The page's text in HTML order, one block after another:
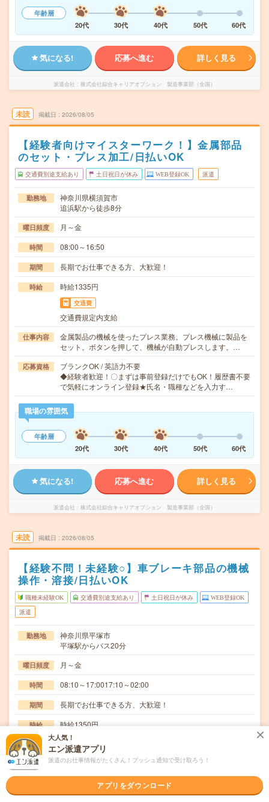
年齢層
20代
30代 40代 50代 60代
気になる! 応募へ進む 詳しく見る
派遣会社 株式会社綜合キャリアオプション 製造事業部（全国）
未読 掲載日 2026/08/05
【経験者向けマイスターワーク！】金属部品
のセット・プレス加工/日払いOK
交通費別途支給あり 土日祝日が休み WEB登録OK 派遣
勤務地
神奈川県横須賀市
追浜駅から徒歩8分
曜日頻度 月～金
時間 08:00～16:50
期間 長期でお仕事できる方、大歓迎！
時給 時給1335円
交通費
交通費規定内支給
仕事内容
金属製品の機械を使ったプレス業務。プレス機械に製品を
セット。ボタンを押して、機械が自動プレスします。…
応募資格
ブランクOK / 英語力不要
◆経験者歓迎！〇まずは事前登録だけでもOK！履歴書不要
で気軽にオンライン登録★氏名・職種などを入力す…
職場の雰囲気
年齢層
20代
30代 40代 50代 60代
気になる! 応募へ進む 詳しく見る
派遣会社 株式会社綜合キャリアオプション 製造事業部（全国）
未読 掲載日 2026/08/05
【経験不問！未経験○】車ブレーキ部品の機械
操作・溶接/日払いOK
職種未経験OK 交通費別途支給あり 土日祝日が休み WEB登録OK
派遣
勤務地
神奈川県平塚市
平塚駅からバス20分
曜日頻度 月～金
時間 08:10～17:0017:10～02:00
期間 長期でお仕事できる方、大歓迎！
時給 時給1350円
交通費規定内支給
仕事内容
自動車部品の製造機械オペレーター、ロボット溶接その他
付随業務【取扱製品情報】自動車部品(ブレーキ)≪…
大人気！
エン派遣アプリ
派遣のお仕事情報がたくさん！プッシュ通知で受け取ろう！
アプリをダウンロード